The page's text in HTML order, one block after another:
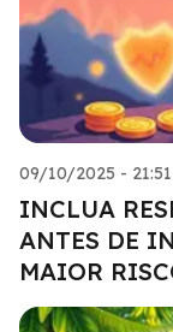
09/10/2025 - 21:51
INCLUA
ANTES DE
MAIOR